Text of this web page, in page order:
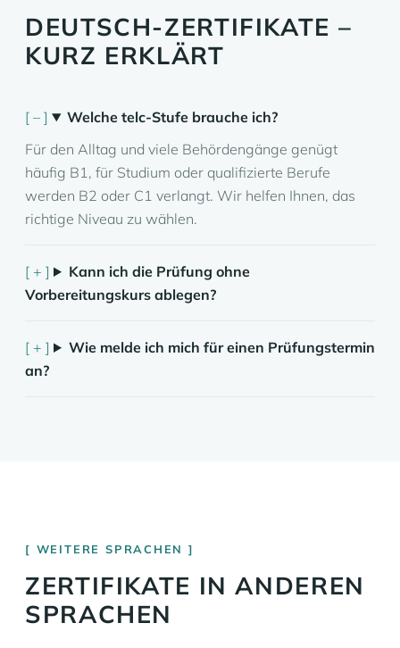
DEUTSCH-ZERTIFIKATE –
KURZ ERKLÄRT
Welche telc-Stufe brauche ich?
Für den Alltag und viele Behördengänge genügt
häufig B1, für Studium oder qualifizierte Berufe
werden B2 oder C1 verlangt. Wir helfen Ihnen, das
richtige Niveau zu wählen.
Kann ich die Prüfung ohne
Vorbereitungskurs ablegen?
Wie melde ich mich für einen Prüfungstermin
an?
WEITERE SPRACHEN
ZERTIFIKATE IN ANDEREN
SPRACHEN